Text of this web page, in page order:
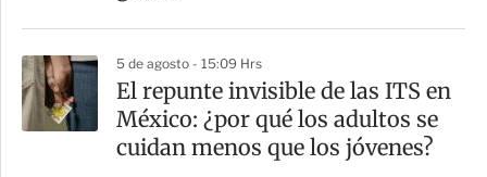
5 de agosto - 15:09 Hrs
El repunte invisible de las ITS en
México: ¿por qué los adultos se
cuidan menos que los jóvenes?